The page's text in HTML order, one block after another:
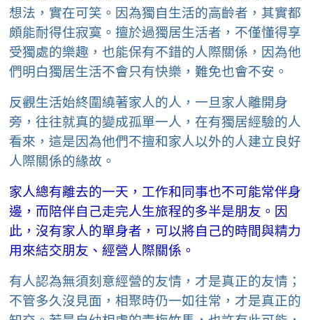
想法，實在可笑。因為獨自生活的高齡者，其實都
頗能耐得住寂寞。擅於過獨居生活者，不僅懂得享
受獨處的樂趣，也能保有不錯的人際關係，因為他
們明白獨居生活不會只有快樂，難免也會不安。
反觀生活始終圍繞著家人的人，一旦家人離開身
旁，往往就真的變成孤單一人，在有獨居經驗的人
看來，這是因為他們不擅和家人以外的人建立良好
人際關係的緣故。
家人總有離去的一天，工作和同事也不可能常伴身
邊，而陪伴自己走完人生旅程的多半是朋友。因
此，沒有家人的單身者，可以將自己的時間與精力
用來結交朋友、經營人際關係。
有人認為無須刻意經營的友情，才是真正的友情；
不管多久沒見面，相聚時仍一如往常，才是真正的